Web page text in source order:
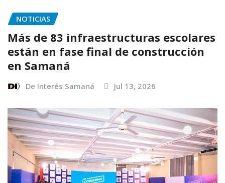
NOTICIAS
Más de 83 infraestructuras escolares
están en fase final de construcción
en Samaná
De Interés Samaná Jul 13, 2026